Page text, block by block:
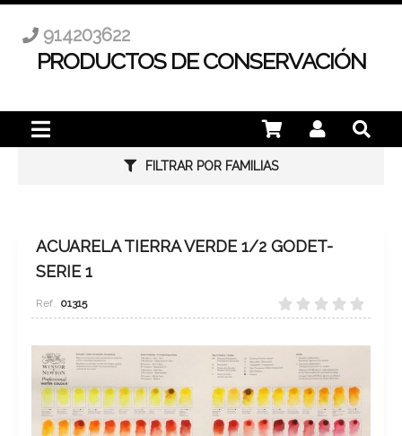
PRODUCTOS DE CONSERVACIÓN
914203622
FILTRAR POR FAMILIAS
ACUARELA TIERRA VERDE 1/2 GODET-
SERIE 1
01315